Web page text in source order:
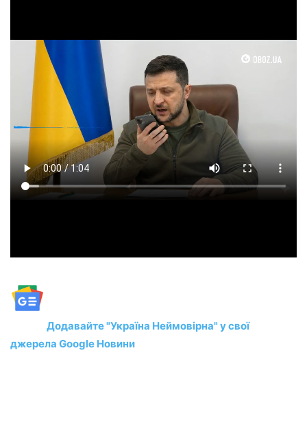
Додавайте "Україна Неймовірна" у свої
джерела Google Новини